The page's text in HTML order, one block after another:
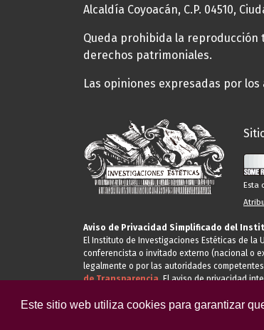
Este sitio web utiliza cookies para garantizar
Alcaldía Coyoacán, C.P. 04510,
Queda prohibida la reproducción
derechos patrimoniales.
Las opiniones expresadas por
Esta
Aviso de Privacidad Simplificado del
El Instituto de Investigaciones Estéticas de la
conferencista o invitado externo (nacional o
legalmente o por las autoridades
de Transparencia.El aviso de privacidad